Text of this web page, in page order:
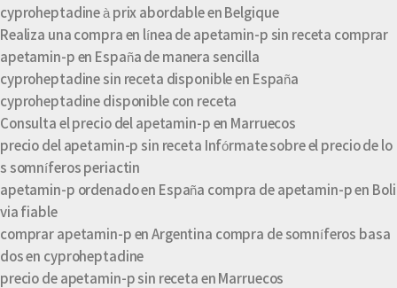
cyproheptadine à prix abordable en Belgique
Realiza una compra en línea de apetamin-p sin receta comprar
apetamin-p en España de manera sencilla
cyproheptadine sin receta disponible en España
cyproheptadine disponible con receta
Consulta el precio del apetamin-p en Marruecos
precio del apetamin-p sin receta Infórmate sobre el precio de lo
s somníferos periactin
apetamin-p ordenado en España compra de apetamin-p en Boli
via fiable
comprar apetamin-p en Argentina compra de somníferos basa
dos en cyproheptadine
precio de apetamin-p sin receta en Marruecos